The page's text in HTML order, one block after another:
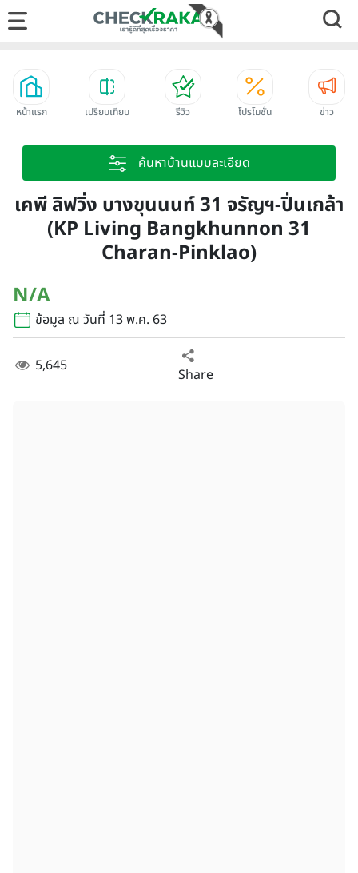
หน้าแรก เปรียบเทียบ รีวิว โปรโมชั่น ข่าว
ค้นหาบ้านแบบละเอียด
เคพี ลิฟวิ่ง บางขุนนนท์ 31 จรัญฯ-ปิ่นเกล้า
(KP Living Bangkhunnon 31
Charan-Pinklao)
N/A
ข้อมูล ณ วันที่ 13 พ.ค. 63
5,645 Share